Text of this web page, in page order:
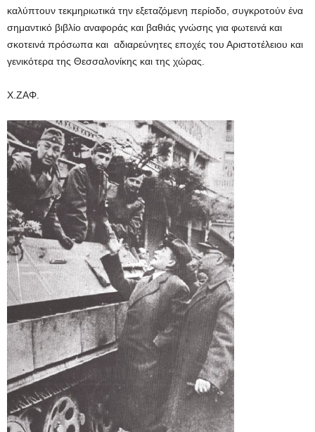
καλύπτουν τεκμηριωτικά την εξεταζόμενη περίοδο, συγκροτούν ένα
σημαντικό βιβλίο αναφοράς και βαθιάς γνώσης για φωτεινά και
σκοτεινά πρόσωπα και αδιαρεύνητες εποχές του Αριστοτέλειου και
γενικότερα της Θεσσαλονίκης και της χώρας.
Χ.ΖΑΦ.